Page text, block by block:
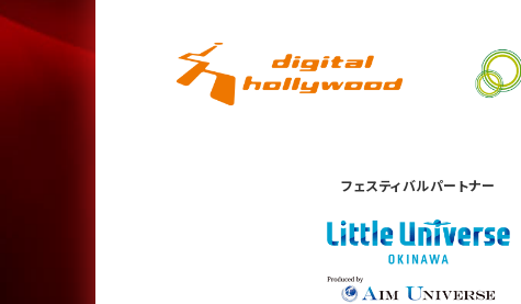
フェスティバルパートナー